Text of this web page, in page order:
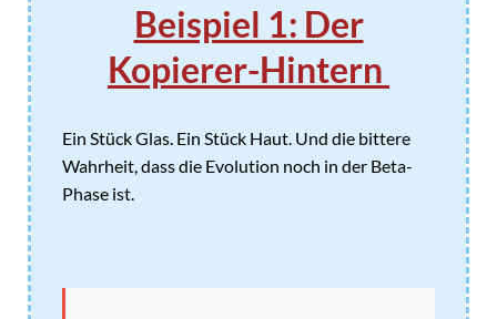
Beispiel 1: Der
Kopierer-Hintern
Ein Stück Glas. Ein Stück Haut. Und die bittere
Wahrheit, dass die Evolution noch in der Beta-
Phase ist.